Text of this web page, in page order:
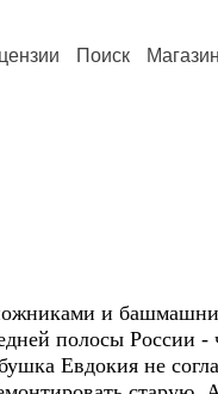
Поиск Магазин
и
полосы России
Евдокия не